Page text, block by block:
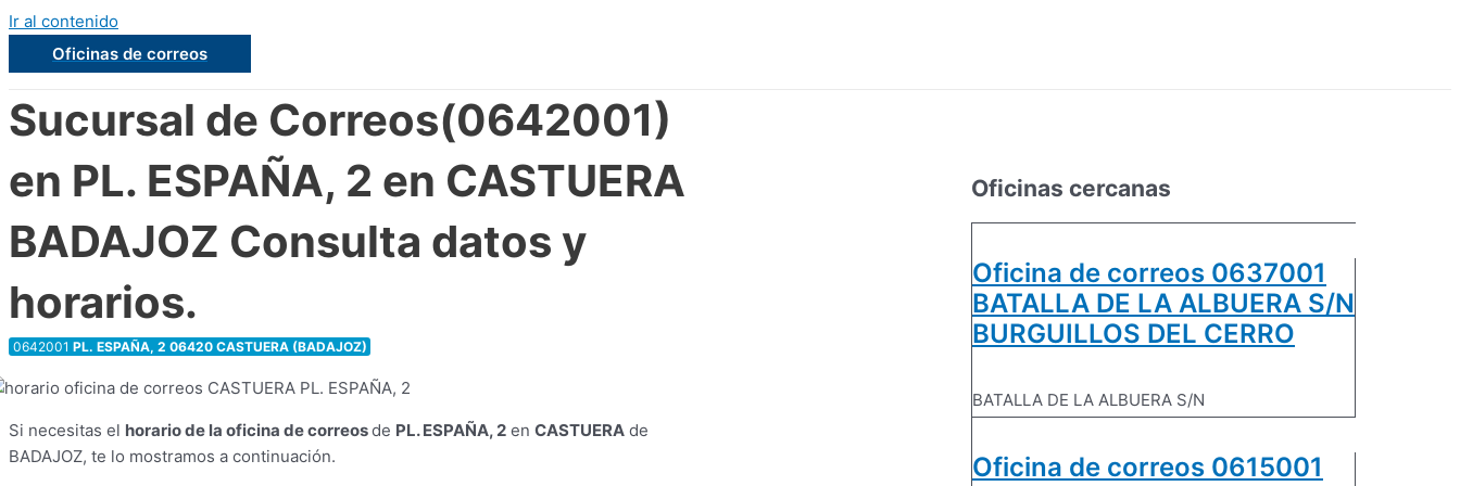
Ir al contenido
Oficinas de correos
Sucursal de Correos(0642001)
en PL. ESPAÑA, 2 en CASTUERA
BADAJOZ Consulta datos y
horarios.
0642001 PL. ESPAÑA, 2 06420 CASTUERA (BADAJOZ)
Si necesitas el horario de la oficina de correosde PL. ESPAÑA, 2 en CASTUERA de
BADAJOZ, te lo mostramos a continuación.
Oficinas cercanas
Oficina de correos 0637001
BATALLA DE LA ALBUERA S/N
BURGUILLOS DEL CERRO
BATALLA DE LA ALBUERA S/N
Oficina de correos 0615001